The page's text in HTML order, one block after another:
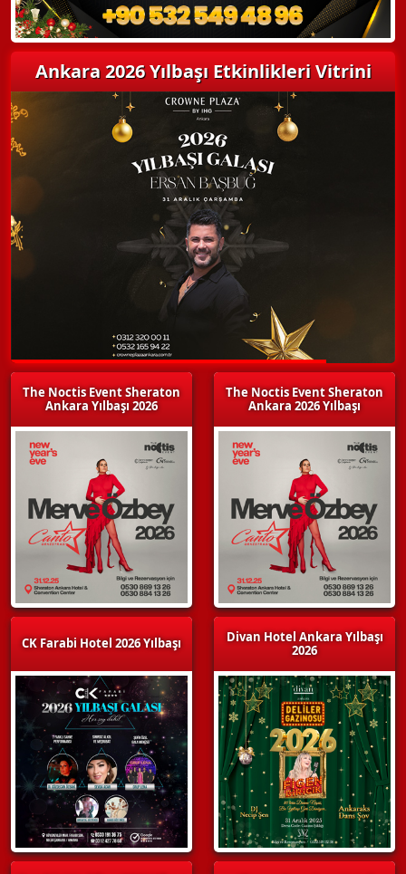
Ankara 2026 Yılbaşı Etkinlikleri Vitrini
The Noctis Event Sheraton
Ankara Yılbaşı 2026
CK Farabi Hotel 2026 Yılbaşı
The Noctis Event Sheraton
Ankara 2026 Yılbaşı
Divan Hotel Ankara Yılbaşı
2026